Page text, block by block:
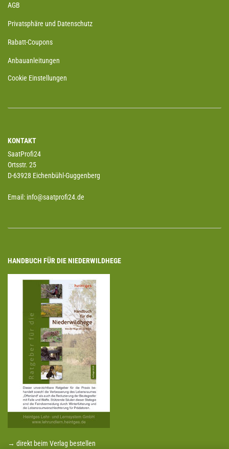
AGB
Privatsphäre und Datenschutz
Rabatt-Coupons
Anbauanleitungen
Cookie Einstellungen
KONTAKT
SaatProfi24
Ortsstr. 25
D-63928 Eichenbühl-Guggenberg
Email: info@saatprofi24.de
HANDBUCH FÜR DIE NIEDERWILDHEGE
→ direkt beim Verlag bestellen